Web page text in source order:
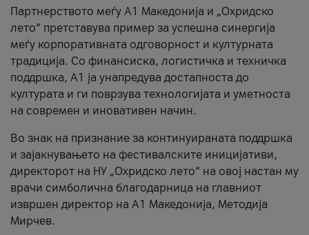
Партнерството меѓу A1 Македонија и „Охридско
лето“ претставува пример за успешна синергија
меѓу корпоративната одговорност и културната
традиција. Со финансиска, логистичка и техничка
поддршка, A1 ја унапредува достапноста до
културата и ги поврзува технологијата и уметноста
на современ и иновативен начин.
Во знак на признание за континуираната поддршка
и зајакнувањето на фестивалските иницијативи,
директорот на НУ „Охридско лето“ на овој настан му
врачи симболична благодарница на главниот
извршен директор на A1 Македонија, Методија
Мирчев.